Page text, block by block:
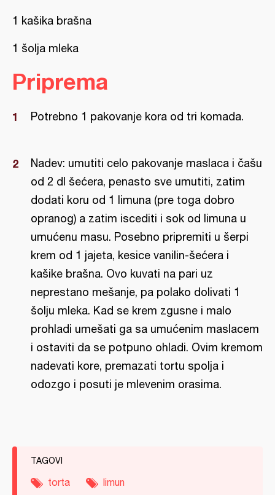
1 kašika brašna
1 šolja mleka
Priprema
Potrebno 1 pakovanje kora od tri komada.
Nadev: umutiti celo pakovanje maslaca i čašu
od 2 dl šećera, penasto sve umutiti, zatim
dodati koru od 1 limuna (pre toga dobro
opranog) a zatim iscediti i sok od limuna u
umućenu masu. Posebno pripremiti u šerpi
krem od 1 jajeta, kesice vanilin-šećera i
kašike brašna. Ovo kuvati na pari uz
neprestano mešanje, pa polako dolivati 1
šolju mleka. Kad se krem zgusne i malo
prohladi umešati ga sa umućenim maslacem
i ostaviti da se potpuno ohladi. Ovim kremom
nadevati kore, premazati tortu spolja i
odozgo i posuti je mlevenim orasima.
TAGOVI
torta limun